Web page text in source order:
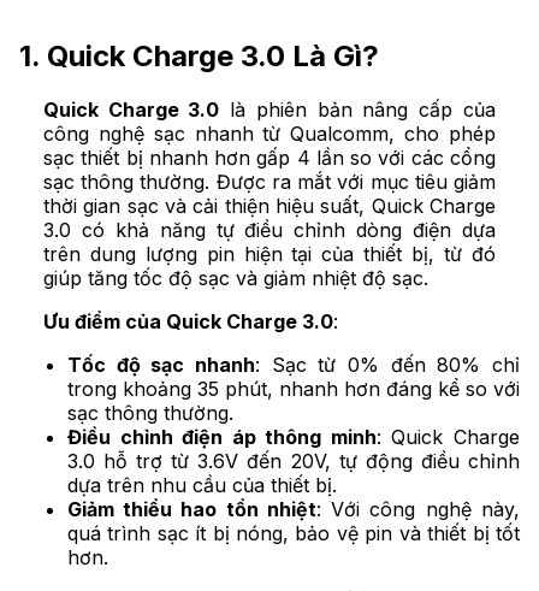
1. Quick Charge 3.0 Là Gì?
Quick Charge 3.0 là phiên bản nâng cấp của
công nghệ sạc nhanh từ Qualcomm, cho phép
sạc thiết bị nhanh hơn gấp 4 lần so với các cổng
sạc thông thường. Được ra mắt với mục tiêu giảm
thời gian sạc và cải thiện hiệu suất, Quick Charge
3.0 có khả năng tự điều chỉnh dòng điện dựa
trên dung lượng pin hiện tại của thiết bị, từ đó
giúp tăng tốc độ sạc và giảm nhiệt độ sạc.
Ưu điểm của Quick Charge 3.0:
Tốc độ sạc nhanh: Sạc từ 0% đến 80% chỉ
trong khoảng 35 phút, nhanh hơn đáng kể so với
sạc thông thường.
Điều chỉnh điện áp thông minh: Quick Charge
3.0 hỗ trợ từ 3.6V đến 20V, tự động điều chỉnh
dựa trên nhu cầu của thiết bị.
Giảm thiểu hao tổn nhiệt: Với công nghệ này,
quá trình sạc ít bị nóng, bảo vệ pin và thiết bị tốt
hơn.